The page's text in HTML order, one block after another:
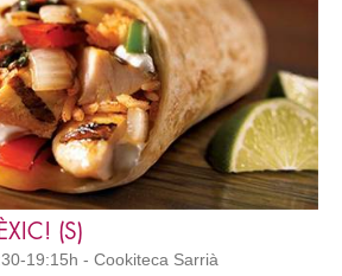
(S)
19:15h - Cookiteca Sarrià